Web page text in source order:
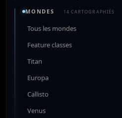
MONDES 14 CARTOGRAPHIÉS
Tous les mondes
Feature classes
Titan
Europa
Callisto
Venus